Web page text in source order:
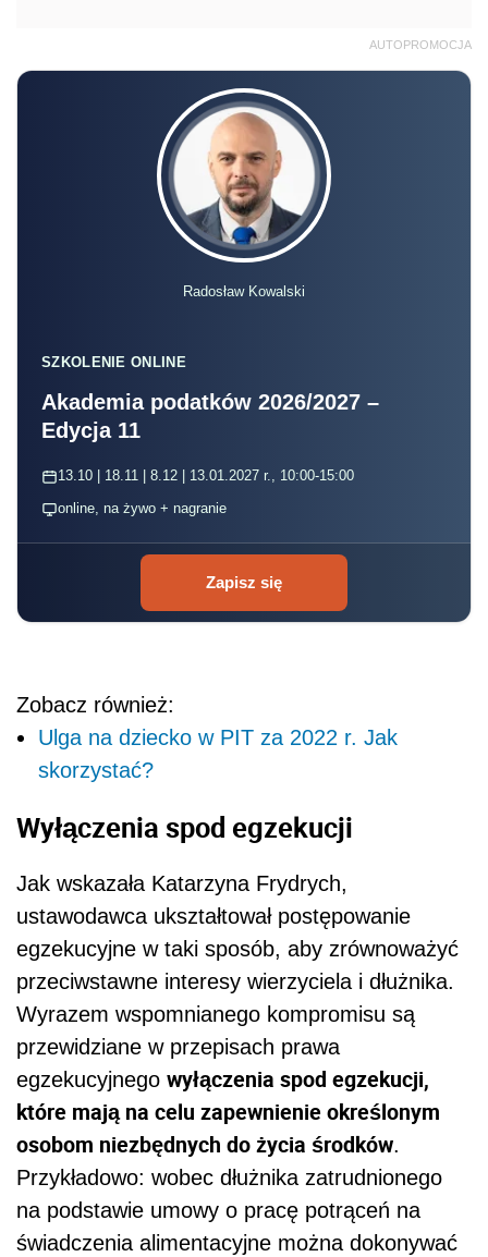
AUTOPROMOCJA
Radosław Kowalski
SZKOLENIE ONLINE
Akademia podatków 2026/2027 –
Edycja 11
13.10 | 18.11 | 8.12 | 13.01.2027 r., 10:00-15:00
online, na żywo + nagranie
Zapisz się
Zobacz również:
Ulga na dziecko w PIT za 2022 r. Jak
skorzystać?
Wyłączenia spod egzekucji
Jak wskazała Katarzyna Frydrych,
ustawodawca ukształtował postępowanie
egzekucyjne w taki sposób, aby zrównoważyć
przeciwstawne interesy wierzyciela i dłużnika.
Wyrazem wspomnianego kompromisu są
przewidziane w przepisach prawa
egzekucyjnego wyłączenia spod egzekucji,
które mają na celu zapewnienie określonym
osobom niezbędnych do życia środków.
Przykładowo: wobec dłużnika zatrudnionego
na podstawie umowy o pracę potrąceń na
świadczenia alimentacyjne można dokonywać